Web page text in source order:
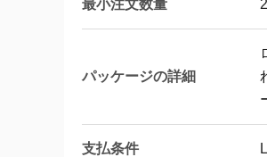
最小注文数量
パッケージの詳細
支払条件